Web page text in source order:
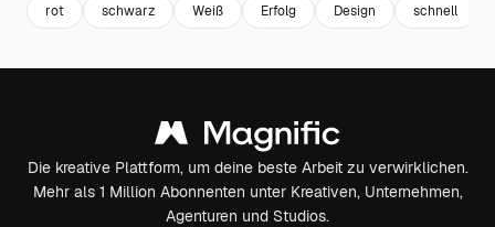
rot schwarz Weiß Erfolg Design schnell
Die kreative Plattform, um deine beste Arbeit zu verwirklichen.
Mehr als 1 Million Abonnenten unter Kreativen, Unternehmen,
Agenturen und Studios.